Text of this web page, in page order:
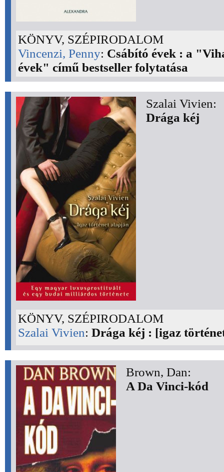
KÖNYV, SZÉPIRODALOM
Vincenzi, Penny: Csábító évek : a
évek" című bestseller folytatása
Szalai Vivien:
Drága kéj
KÖNYV, SZÉPIRODALOM
Szalai Vivien: Drága kéj : [igaz
Brown, Dan:
A Da Vinci-kód